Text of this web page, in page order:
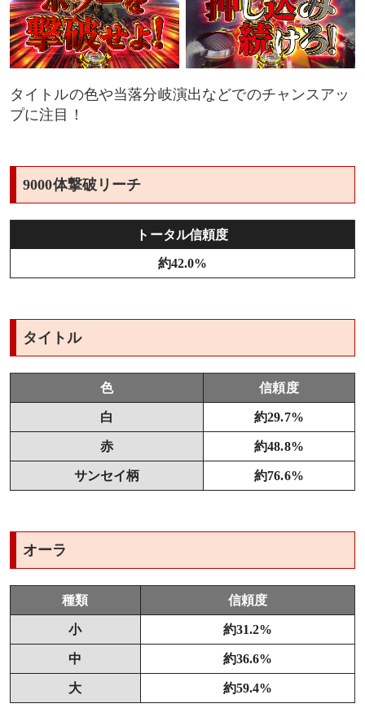
タイトルの色や当落分岐演出などでのチャンスアッ
プに注目！
9000体撃破リーチ
トータル信頼度
約42.0%
タイトル
色 信頼度
白 約29.7%
赤 約48.8%
サンセイ柄 約76.6%
オーラ
種類 信頼度
小 約31.2%
中 約36.6%
大 約59.4%